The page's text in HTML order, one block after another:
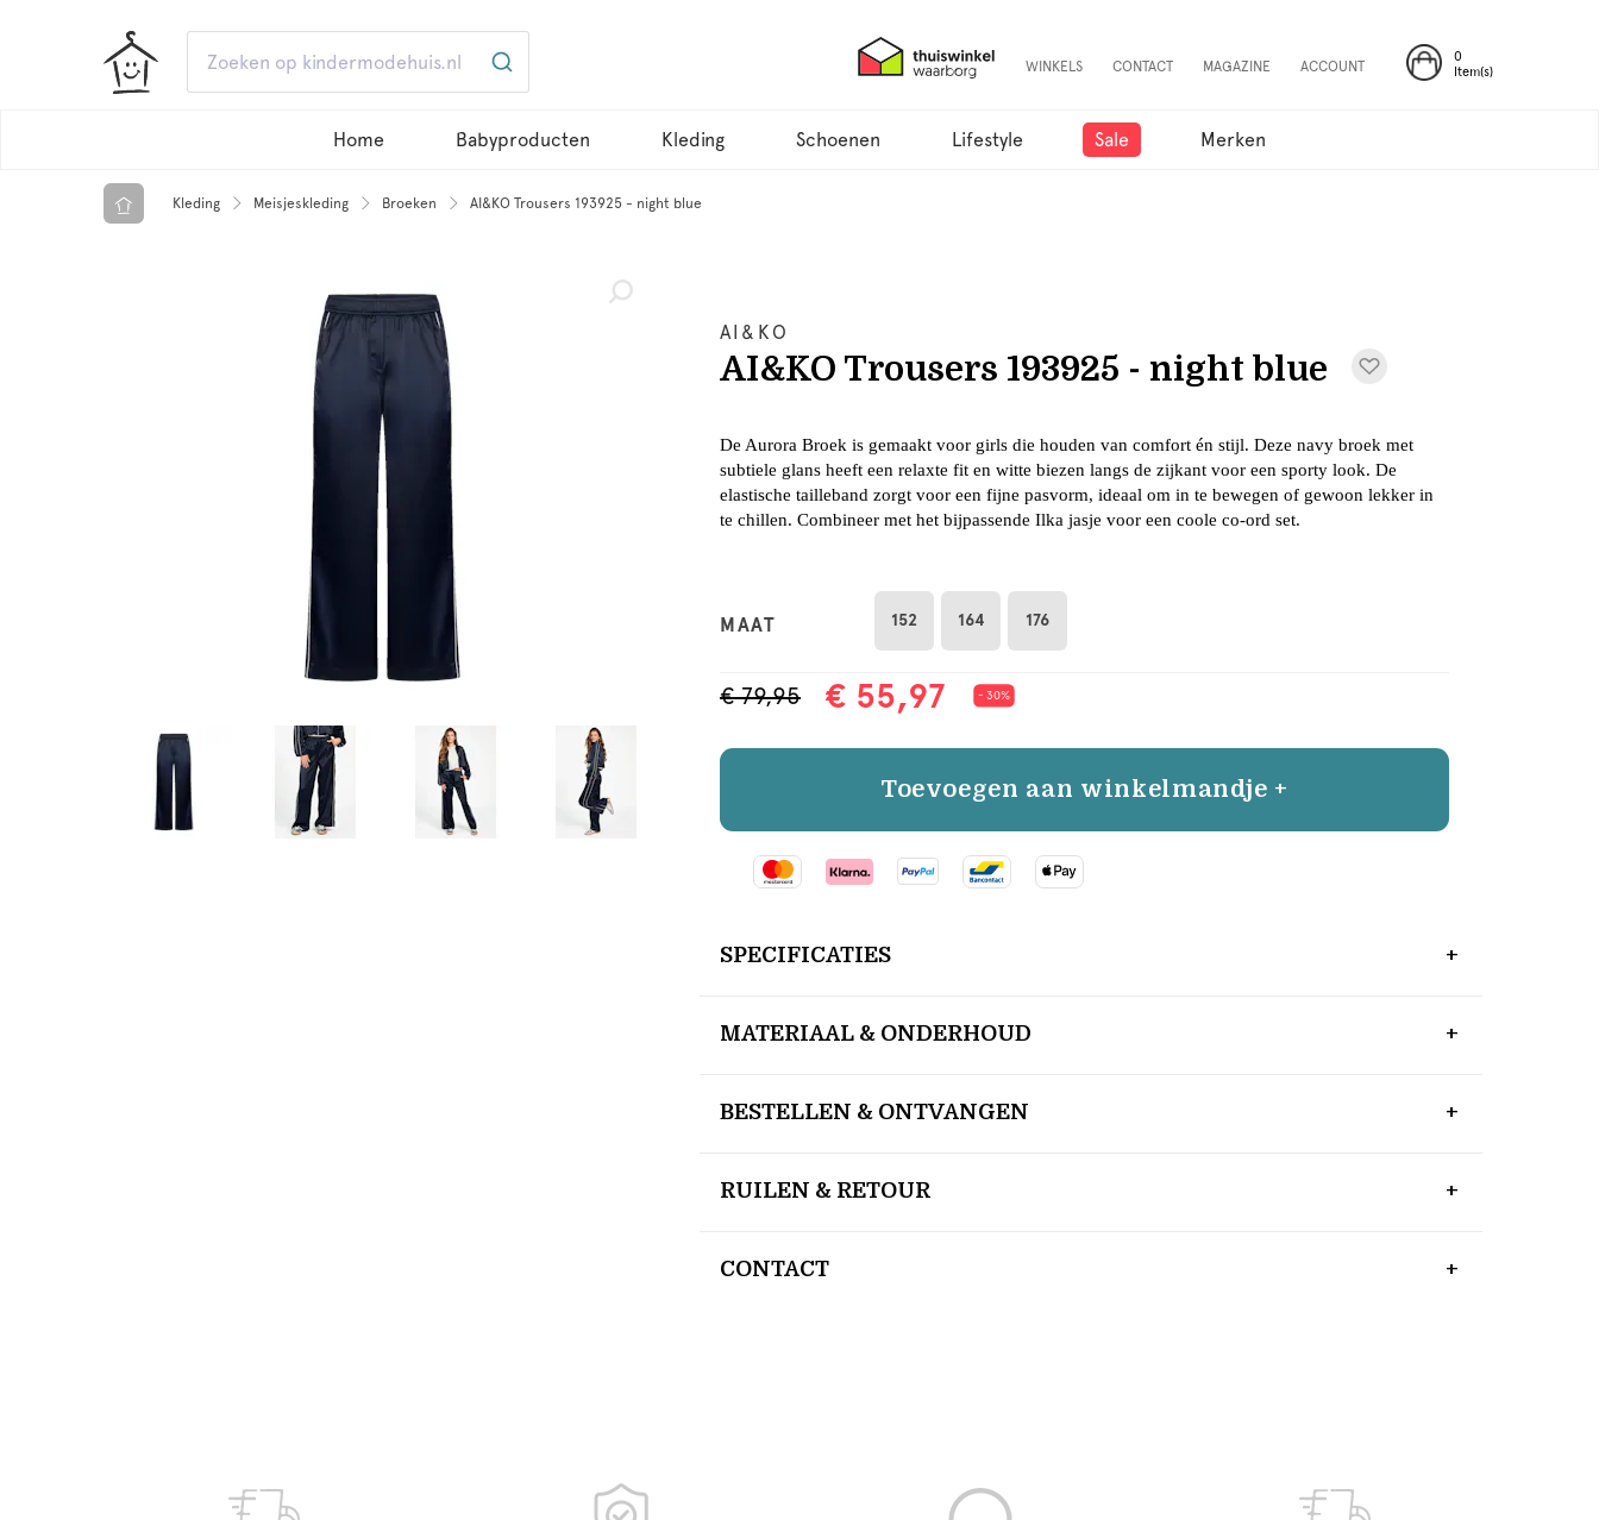
0
Item(s)
WINKELS CONTACT MAGAZINE ACCOUNT
Home Babyproducten Kleding Schoenen Lifestyle Sale Merken
Kleding Meisjeskleding Broeken AI&KO Trousers 193925 - night blue
AI&KO
AI&KO Trousers 193925 - night blue
De Aurora Broek is gemaakt voor girls die houden van comfort én stijl. Deze navy broek met
subtiele glans heeft een relaxte fit en witte biezen langs de zijkant voor een sporty look. De
elastische tailleband zorgt voor een fijne pasvorm, ideaal om in te bewegen of gewoon lekker in
te chillen. Combineer met het bijpassende Ilka jasje voor een coole co-ord set.
MAAT 152 164 176
€ 79,95 € 55,97 - 30%
Toevoegen aan winkelmandje +
SPECIFICATIES
MATERIAAL & ONDERHOUD
BESTELLEN & ONTVANGEN
RUILEN & RETOUR
CONTACT